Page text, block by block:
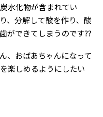
水化物が含まれてい
、分解して酸を作り、酸
ができてしまうのです??
、おばあちゃんになって
楽しめるようにしたい